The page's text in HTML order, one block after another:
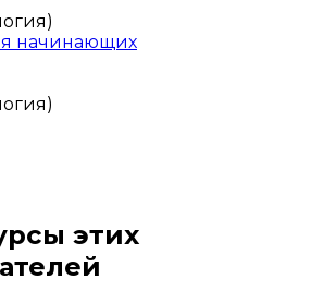
начинающих
этих